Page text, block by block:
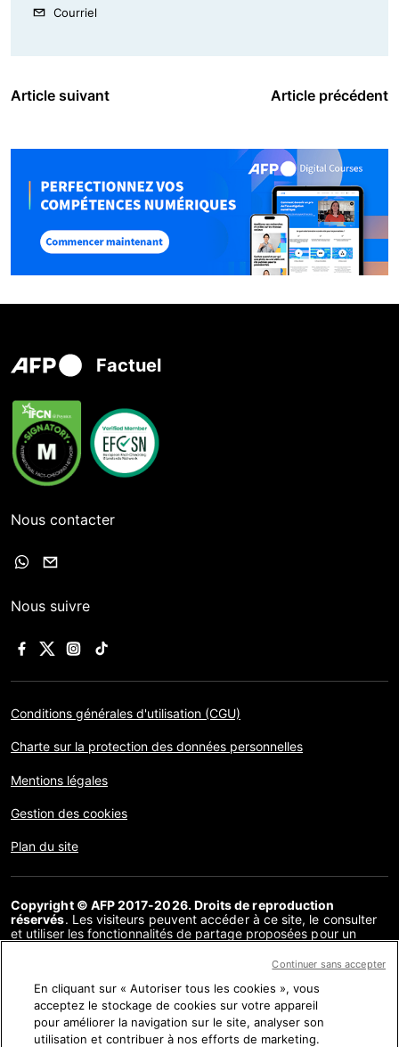
Courriel
Article suivant Article précédent
Factuel
Nous contacter
Nous suivre
Conditions générales d'utilisation (CGU)
Charte sur la protection des données personnelles
Mentions légales
Gestion des cookies
Plan du site
Copyright © AFP 2017-2026. Droits de reproduction
réservés. Les visiteurs peuvent accéder à ce site, le consulter
et utiliser les fonctionnalités de partage proposées pour un
communication au public, distribution de tout ou partie du
soit, sans licence spécifique signée avec l’AFP, est interdite. Les
éléments analysés dans le cadre de chaque factuel sont
présentés ou font l’objet de liens dans la mesure nécessaire à la
bonne compréhension de la vérification de l’information
En cliquant sur « Autoriser tous les cookies », vous
acceptez le stockage de cookies sur votre appareil
pour améliorer la navigation sur le site, analyser son
utilisation et contribuer à nos efforts de marketing.
Continuer sans accepter